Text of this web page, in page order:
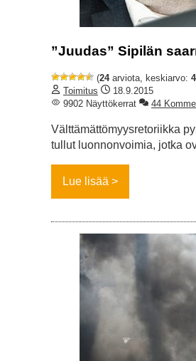
”Juudas” Sipilän
(24arviota, keskiarvo:
Toimitus
18.9.2015
9902 Näyttökerrat
44
Välttämättömyysretoriikka
tullut luonnonvoimia, jotka
Lue lisää